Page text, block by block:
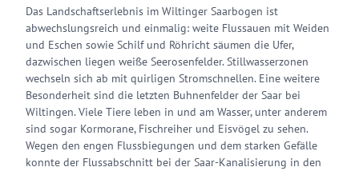
Das Landschaftserlebnis im Wiltinger Saarbogen ist
abwechslungsreich und einmalig: weite Flussauen mit Weiden
und Eschen sowie Schilf und Röhricht säumen die Ufer,
dazwischen liegen weiße Seerosenfelder. Stillwasserzonen
wechseln sich ab mit quirligen Stromschnellen. Eine weitere
Besonderheit sind die letzten Buhnenfelder der Saar bei
Wiltingen. Viele Tiere leben in und am Wasser, unter anderem
sind sogar Kormorane, Fischreiher und Eisvögel zu sehen.
Wegen den engen Flussbiegungen und dem starken Gefälle
konnte der Flussabschnitt bei der Saar-Kanalisierung in den